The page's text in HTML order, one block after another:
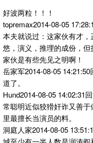
好波两粒！！！
topremax2014-08-05
本夫就说过：这家伙有才
悠，演义，推理的成份，
家伙是有些先见之明啊！
岳家军2014-08-05
道了。
Hund2014-08-05 14:02:31
常聪明近似狡猾奸诈又善
里最擅长当演员的料。
洞庭人家2014-08-05